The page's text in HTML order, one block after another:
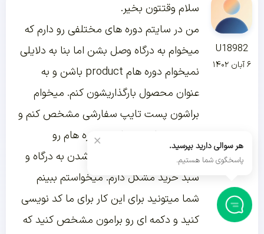
U18982
۶ آبان ۱۴۰۲
سلام وقتتون بخیر.
من در سایتم دوره های مختلفی رو دارم که
میخوام به درگاه وصل بشن اما بنا به دلایلی
نمیخوام دوره هام product باشن و به
عنوان محصول بارگذاریشون کنم. میخوام
براشون پست تایپ سفارشی مشخص کنم و
در پست تایپ سفارشی دوره هام رو
بارگذاری کنم اما برای وصل شدن به درگاه و
سبد خرید مشکل دارم. میخواستم ببینم
شما میتونید برای این کار برای ما کد نویسی
کنید و دکمه ای رو برامون مشخص کنید که
× هر سوالی دارید بپرسید.
پاسخگوی شما هستیم.